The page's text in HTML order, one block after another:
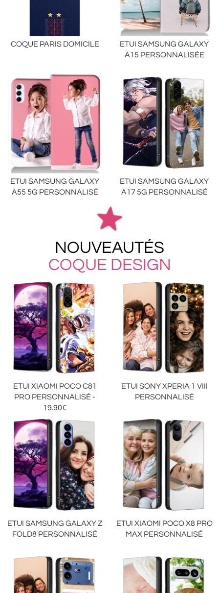
COQUE PARIS DOMICILE
ETUI SAMSUNG GALAXY
A15 PERSONNALISÉE
ETUI SAMSUNG GALAXY
A55 5G PERSONNALISÉ
ETUI SAMSUNG GALAXY
A17 5G PERSONNALISÉ
NOUVEAUTÉS
COQUE DESIGN
ETUI XIAOMI POCO C81
PRO PERSONNALISÉ -
19.90€
ETUI SONY XPERIA 1 VIII
PERSONNALISÉ
ETUI SAMSUNG GALAXY Z
FOLD8 PERSONNALISÉ
ETUI XIAOMI POCO X8 PRO
MAX PERSONNALISÉ